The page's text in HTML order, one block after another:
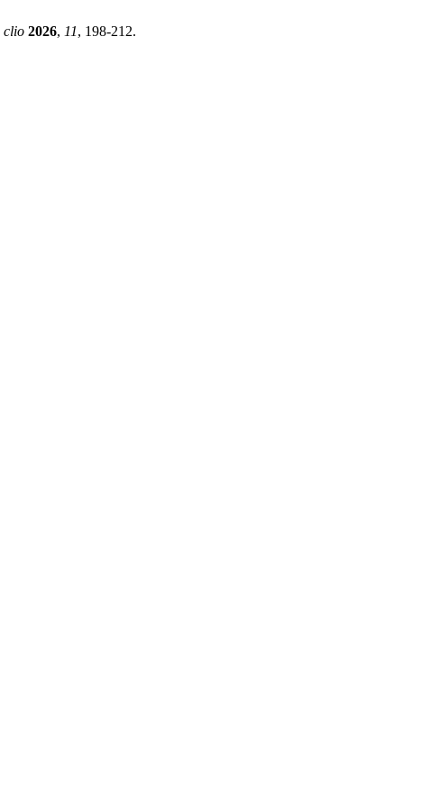
clio 2026, 11, 198-212.